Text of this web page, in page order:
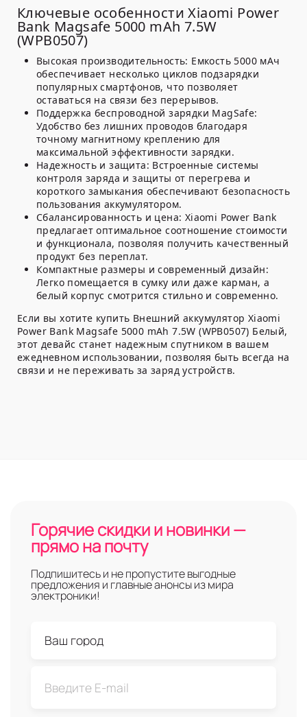
Ключевые особенности Xiaomi Power
Bank Magsafe 5000 mAh 7.5W
(WPB0507)
Высокая производительность: Емкость 5000 мАч
обеспечивает несколько циклов подзарядки
популярных смартфонов, что позволяет
оставаться на связи без перерывов.
Поддержка беспроводной зарядки MagSafe:
Удобство без лишних проводов благодаря
точному магнитному креплению для
максимальной эффективности зарядки.
Надежность и защита: Встроенные системы
контроля заряда и защиты от перегрева и
короткого замыкания обеспечивают безопасность
пользования аккумулятором.
Сбалансированность и цена: Xiaomi Power Bank
предлагает оптимальное соотношение стоимости
и функционала, позволяя получить качественный
продукт без переплат.
Компактные размеры и современный дизайн:
Легко помещается в сумку или даже карман, а
белый корпус смотрится стильно и современно.
Если вы хотите купить Внешний аккумулятор Xiaomi
Power Bank Magsafe 5000 mAh 7.5W (WPB0507) Белый,
этот девайс станет надежным спутником в вашем
ежедневном использовании, позволяя быть всегда на
связи и не переживать за заряд устройств.
Горячие скидки и новинки —
прямо на почту
Подпишитесь и не пропустите выгодные
предложения и главные анонсы из мира
электроники!